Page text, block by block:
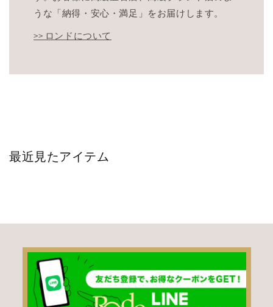
うな「納得・安心・満足」をお届けします。
>> ロンドについて
最近見たアイテム